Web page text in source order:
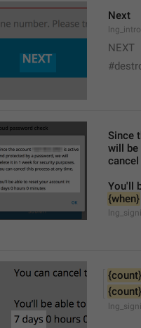
Next
NEXT
Since
will be
You'll
{when}
{count}
{count}